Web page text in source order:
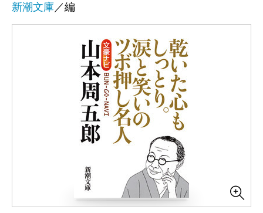
新潮文庫／編